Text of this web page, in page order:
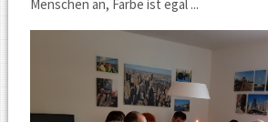
Unsere
Exkursion
wilde
Gestade
Menschen an, Farbe ist egal ...